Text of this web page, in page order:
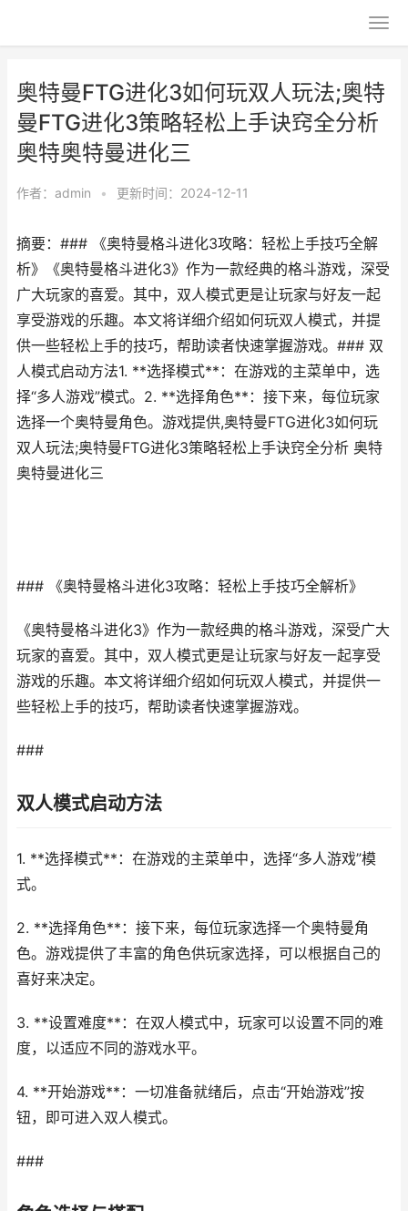
奥特曼FTG进化3如何玩双人玩法;奥特
曼FTG进化3策略轻松上手诀窍全分析
奥特奥特曼进化三
作者： admin • 更新时间：2024-12-11
摘要：### 《奥特曼格斗进化3攻略：轻松上手技巧全解
析》《奥特曼格斗进化3》作为一款经典的格斗游戏，深受
广大玩家的喜爱。其中，双人模式更是让玩家与好友一起
享受游戏的乐趣。本文将详细介绍如何玩双人模式，并提
供一些轻松上手的技巧，帮助读者快速掌握游戏。### 双
人模式启动方法1. **选择模式**：在游戏的主菜单中，选
择“多人游戏”模式。2. **选择角色**：接下来，每位玩家
选择一个奥特曼角色。游戏提供,奥特曼FTG进化3如何玩
双人玩法;奥特曼FTG进化3策略轻松上手诀窍全分析 奥特
奥特曼进化三
### 《奥特曼格斗进化3攻略：轻松上手技巧全解析》
《奥特曼格斗进化3》作为一款经典的格斗游戏，深受广大
玩家的喜爱。其中，双人模式更是让玩家与好友一起享受
游戏的乐趣。本文将详细介绍如何玩双人模式，并提供一
些轻松上手的技巧，帮助读者快速掌握游戏。
###
双人模式启动方法
1. **选择模式**：在游戏的主菜单中，选择“多人游戏”模
式。
2. **选择角色**：接下来，每位玩家选择一个奥特曼角
色。游戏提供了丰富的角色供玩家选择，可以根据自己的
喜好来决定。
3. **设置难度**：在双人模式中，玩家可以设置不同的难
度，以适应不同的游戏水平。
4. **开始游戏**：一切准备就绪后，点击“开始游戏”按
钮，即可进入双人模式。
###